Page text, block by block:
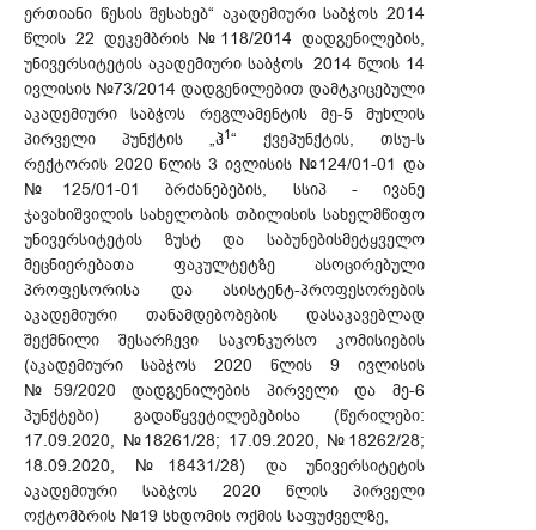
ერთიანი წესის შესახებ“ აკადემიური საბჭოს 2014
წლის 22 დეკემბრის №118/2014 დადგენილების,
უნივერსიტეტის აკადემიური საბჭოს 2014 წლის 14
ივლისის №73/2014 დადგენილებით დამტკიცებული
აკადემიური საბჭოს რეგლამენტის მე-5 მუხლის
პირველი პუნქტის „ჰ1“ ქვეპუნქტის, თსუ-ს
რექტორის 2020 წლის 3 ივლისის №124/01-01 და
№125/01-01 ბრძანებების, სსიპ - ივანე
ჯავახიშვილის სახელობის თბილისის სახელმწიფო
უნივერსიტეტის ზუსტ და საბუნებისმეტყველო
მეცნიერებათა ფაკულტეტზე ასოცირებული
პროფესორისა და ასისტენტ-პროფესორების
აკადემიური თანამდებობების დასაკავებლად
შექმნილი შესარჩევი საკონკურსო კომისიების
(აკადემიური საბჭოს 2020 წლის 9 ივლისის
№59/2020 დადგენილების პირველი და მე-6
პუნქტები) გადაწყვეტილებებისა (წერილები:
17.09.2020, №18261/28; 17.09.2020, №18262/28;
18.09.2020, №18431/28) და უნივერსიტეტის
აკადემიური საბჭოს 2020 წლის პირველი
ოქტომბრის №19 სხდომის ოქმის საფუძველზე,